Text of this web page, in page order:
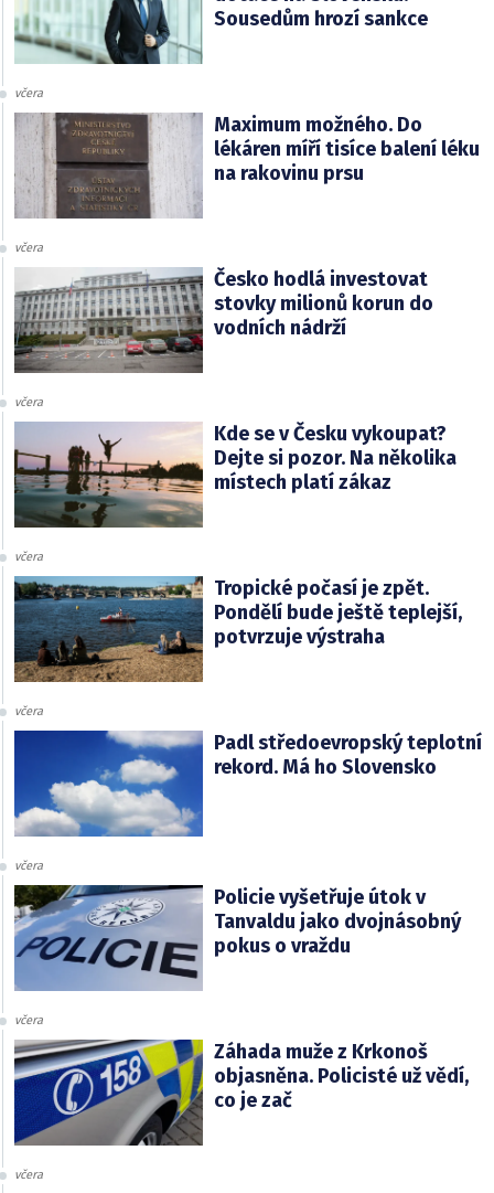
Sousedům hrozí sankce
včera
Maximum možného. Do
lékáren míří tisíce balení léku
na rakovinu prsu
včera
Česko hodlá investovat
stovky milionů korun do
vodních nádrží
včera
Kde se v Česku vykoupat?
Dejte si pozor. Na několika
místech platí zákaz
včera
Tropické počasí je zpět.
Pondělí bude ještě teplejší,
potvrzuje výstraha
včera
Padl středoevropský teplotní
rekord. Má ho Slovensko
včera
Policie vyšetřuje útok v
Tanvaldu jako dvojnásobný
pokus o vraždu
včera
Záhada muže z Krkonoš
objasněna. Policisté už vědí,
co je zač
včera